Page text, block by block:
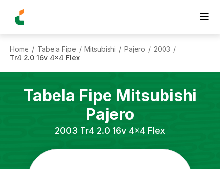
Home / Tabela Fipe / Mitsubishi / Pajero / 2003 /
Tr4 2.0 16v 4x4 Flex
Tabela Fipe Mitsubishi
Pajero
2003 Tr4 2.0 16v 4x4 Flex